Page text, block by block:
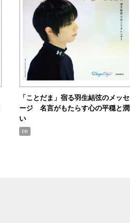
「ことだま」宿る羽生結弦のメッセ
ージ 名言がもたらす心の平穏と潤
い
PR